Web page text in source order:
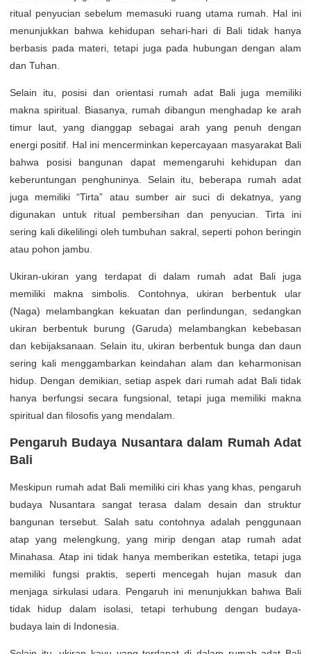
ritual penyucian sebelum memasuki ruang utama rumah. Hal ini
menunjukkan bahwa kehidupan sehari-hari di Bali tidak hanya
berbasis pada materi, tetapi juga pada hubungan dengan alam
dan Tuhan.
Selain itu, posisi dan orientasi rumah adat Bali juga memiliki
makna spiritual. Biasanya, rumah dibangun menghadap ke arah
timur laut, yang dianggap sebagai arah yang penuh dengan
energi positif. Hal ini mencerminkan kepercayaan masyarakat Bali
bahwa posisi bangunan dapat memengaruhi kehidupan dan
keberuntungan penghuninya. Selain itu, beberapa rumah adat
juga memiliki “Tirta” atau sumber air suci di dekatnya, yang
digunakan untuk ritual pembersihan dan penyucian. Tirta ini
sering kali dikelilingi oleh tumbuhan sakral, seperti pohon beringin
atau pohon jambu.
Ukiran-ukiran yang terdapat di dalam rumah adat Bali juga
memiliki makna simbolis. Contohnya, ukiran berbentuk ular
(Naga) melambangkan kekuatan dan perlindungan, sedangkan
ukiran berbentuk burung (Garuda) melambangkan kebebasan
dan kebijaksanaan. Selain itu, ukiran berbentuk bunga dan daun
sering kali menggambarkan keindahan alam dan keharmonisan
hidup. Dengan demikian, setiap aspek dari rumah adat Bali tidak
hanya berfungsi secara fungsional, tetapi juga memiliki makna
spiritual dan filosofis yang mendalam.
Pengaruh Budaya Nusantara dalam Rumah Adat
Bali
Meskipun rumah adat Bali memiliki ciri khas yang khas, pengaruh
budaya Nusantara sangat terasa dalam desain dan struktur
bangunan tersebut. Salah satu contohnya adalah penggunaan
atap yang melengkung, yang mirip dengan atap rumah adat
Minahasa. Atap ini tidak hanya memberikan estetika, tetapi juga
memiliki fungsi praktis, seperti mencegah hujan masuk dan
menjaga sirkulasi udara. Pengaruh ini menunjukkan bahwa Bali
tidak hidup dalam isolasi, tetapi terhubung dengan budaya-
budaya lain di Indonesia.